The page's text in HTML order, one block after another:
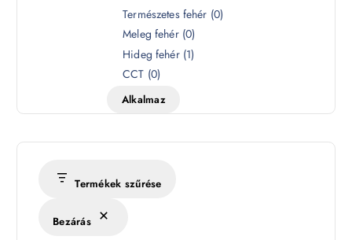
é
s
k
Természetes fehér (0)
Meleg fehér (0)
Hideg fehér (1)
CCT (0)
Alkalmaz
Termékek szűrése
Bezárás